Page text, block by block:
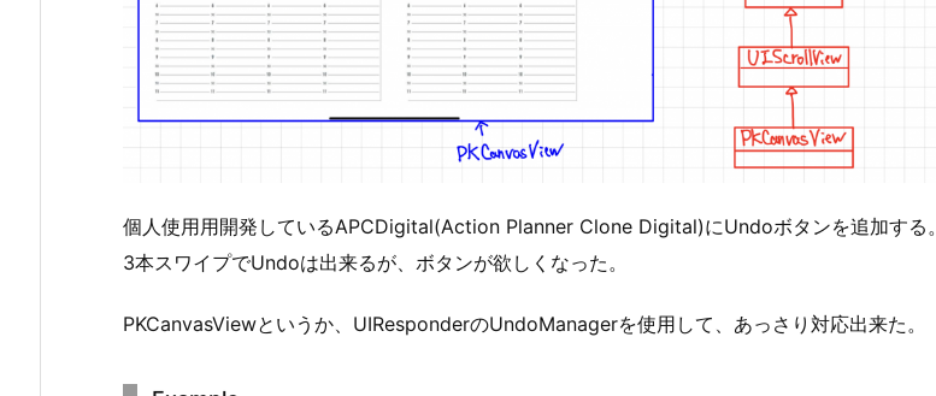
個人使用用開発しているAPCDigital(Action Planner Clone Digital)にUndoボタンを追加する。
3本スワイプでUndoは出来るが、ボタンが欲しくなった。
PKCanvasViewというか、UIResponderのUndoManagerを使用して、あっさり対応出来た。